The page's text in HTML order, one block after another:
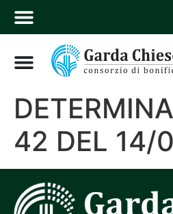
42 DEL 14/